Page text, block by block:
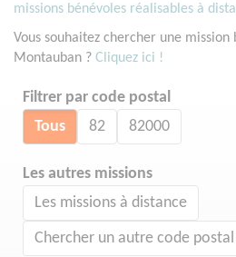
missions bénévoles réalisables à
Vous souhaitez chercher une
Montauban ? Cliquez ici !
Filtrer par code postal
Tous 82 82000
Les autres missions
Les missions à distance
Chercher un autre code postal